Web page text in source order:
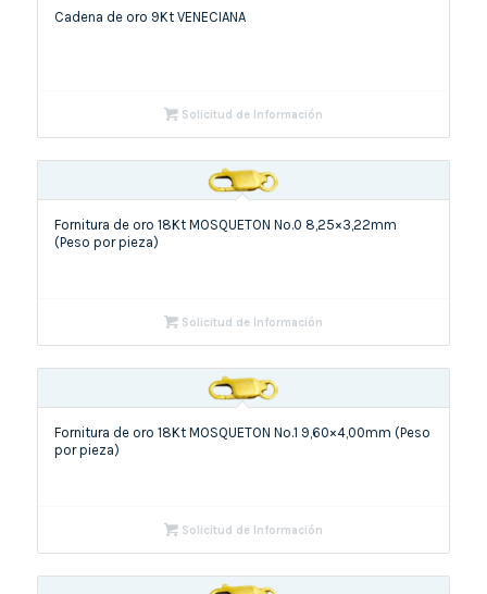
Cadena de oro 9Kt VENECIANA
Solicitud de Información
Fornitura de oro 18Kt MOSQUETON No.0 8,25×3,22mm
(Peso por pieza)
Solicitud de Información
Fornitura de oro 18Kt MOSQUETON No.1 9,60×4,00mm (Peso
por pieza)
Solicitud de Información